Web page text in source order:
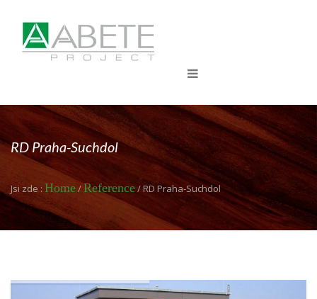
RD Praha-Suchdol
Jsi zde : Home/Reference/ RD Praha-Suchdol